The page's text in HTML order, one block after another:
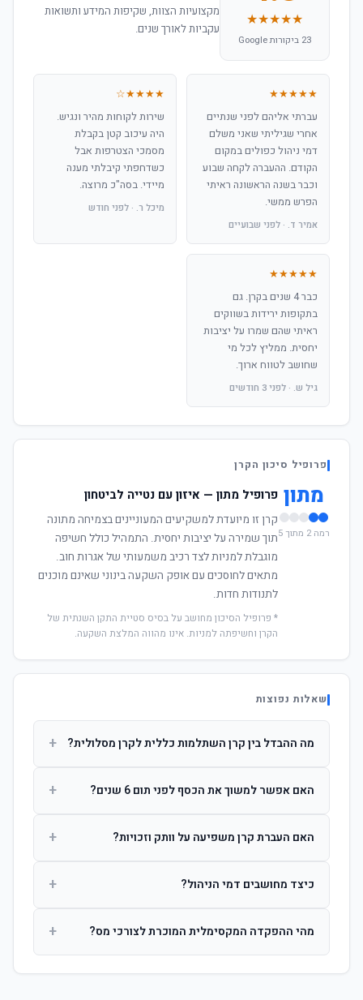
★★★★★
23 ביקורות Google
מקצועיות הצוות, שקיפות המידע ותשואות
עקביות לאורך שנים.
★★★★★
עברתי אליהם לפני שנתיים
אחרי שגיליתי שאני משלם
דמי ניהול כפולים במקום
הקודם. ההעברה לקחה שבוע
וכבר בשנה הראשונה ראיתי
הפרש ממשי.
אמיר ד. · לפני שבועיים
★★★★☆
שירות לקוחות מהיר ונגיש.
היה עיכוב קטן בקבלת
מסמכי הצטרפות אבל
כשדחפתי קיבלתי מענה
מיידי. בסה"כ מרוצה.
מיכל ר. · לפני חודש
★★★★★
כבר 4 שנים בקרן. גם
בתקופות ירידות בשווקים
ראיתי שהם שמרו על יציבות
יחסית. ממליץ לכל מי
שחושב לטווח ארוך.
גיל ש. · לפני 3 חודשים
פרופיל סיכון הקרן
מתון
רמה 2 מתוך 5
פרופיל מתון — איזון עם נטייה לביטחון
קרן זו מיועדת למשקיעים המעוניינים בצמיחה מתונה
תוך שמירה על יציבות יחסית. התמהיל כולל חשיפה
מוגבלת למניות לצד רכיב משמעותי של אגרות חוב.
מתאים לחוסכים עם אופק השקעה בינוני שאינם מוכנים
לתנודות חדות.
* פרופיל הסיכון מחושב על בסיס סטיית התקן השנתית של
הקרן וחשיפתה למניות. אינו מהווה המלצת השקעה.
שאלות נפוצות
מה ההבדל בין קרן השתלמות כללית לקרן מסלולית? +
ההשקעות. קרן מסלולית עוקבת אחרי מדד ספציפי ומאפשרת
האם אפשר למשוך את הכסף לפני תום 6 שנים? +
הרווחים. לאחר 6 שנים ניתן למשוך פטור ממס עד לתקרה
האם העברת קרן משפיעה על וותק וזכויות? +
החברות. הוותק ממשיך להיספר מיום ההפקדה הראשונה.
כיצד מחושבים דמי הניהול? +
ומתן על שיעורם בעת הצטרפות.
מהי ההפקדה המקסימלית המוכרת לצורכי מס? +